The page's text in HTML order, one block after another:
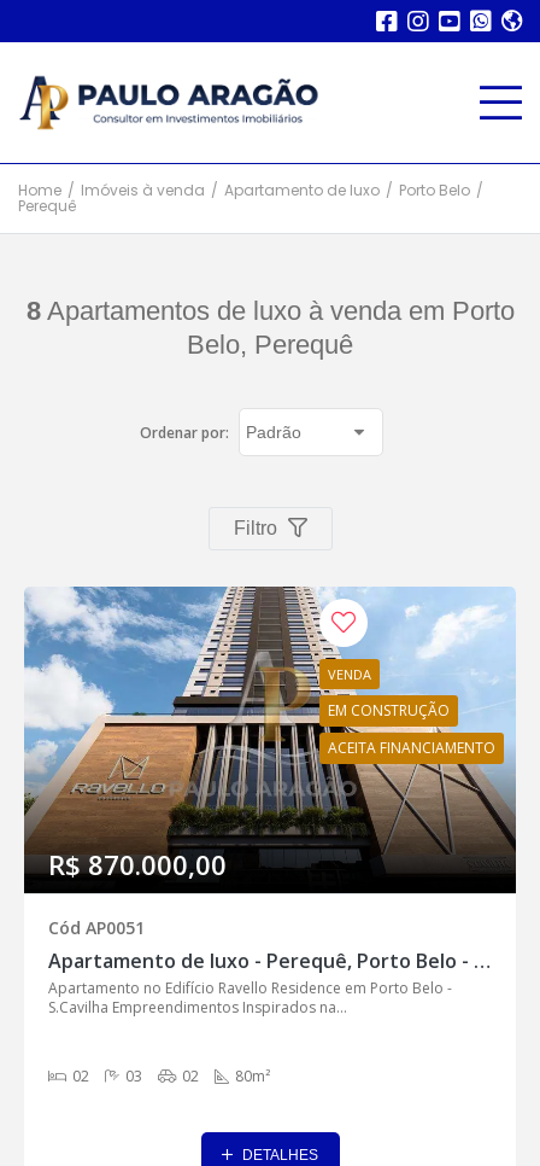
Home / Imóveis à venda / Apartamento de luxo / Porto Belo /
Perequê
8Apartamentos de luxo à venda em Porto
Belo, Perequê
Ordenar por:
Filtro
VENDA
EM CONSTRUÇÃO
ACEITA FINANCIAMENTO
R$ 870.000,00
Cód AP0051
Apartamento de luxo - Perequê, Porto Belo - AP0051
Apartamento no Edifício Ravello Residence em Porto Belo -
S.Cavilha Empreendimentos Inspirados na...
02 03 02 80m²
DETALHES